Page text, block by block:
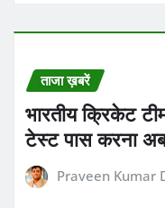
ताजा ख़बरें
भारतीय क्रिकेट
टेस्ट पास करना
Praveen Kumar